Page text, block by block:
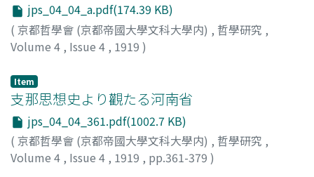
jps_04_04_a.pdf(174.39 KB)
( 京都哲學會 (京都帝國大學文科大學内) , 哲學研究 ,
Volume 4 , Issue 4 , 1919 )
Item
支那思想史より觀たる河南省
jps_04_04_361.pdf(1002.7 KB)
( 京都哲學會 (京都帝國大學文科大學内) , 哲學研究 ,
Volume 4 , Issue 4 , 1919 , pp.361-379 )